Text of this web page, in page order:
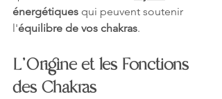
énergétiques qui peuvent soutenir
l'équilibre de vos chakras.
L'Origine et les Fonctions
des Chakras